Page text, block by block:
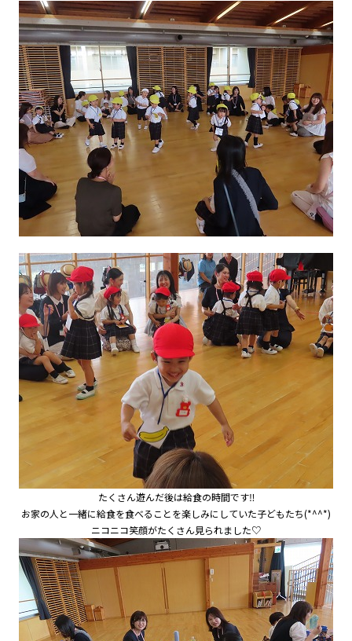
たくさん遊んだ後は給食の時間です‼
お家の人と一緒に給食を食べることを楽しみにしていた子どもたち(*^^*)
ニコニコ笑顔がたくさん見られました♡